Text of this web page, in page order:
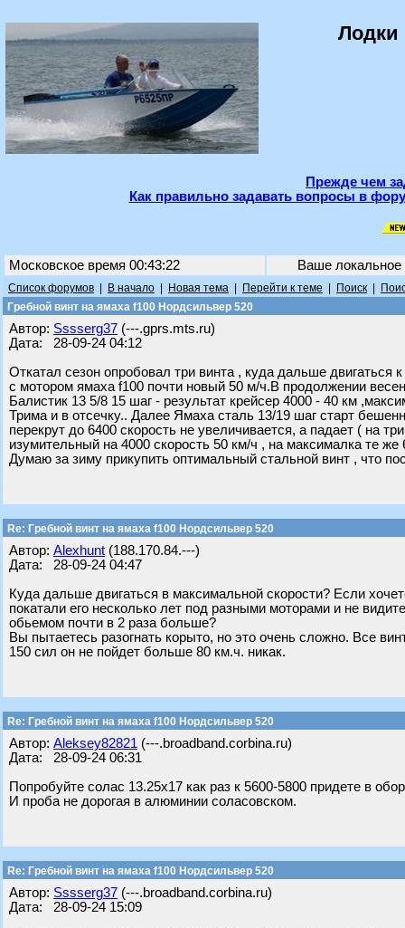
Лодки
Прежде чем
Как правильно задавать вопросы в
Московское время 00:43:22 Ваше
Список форумов В начало Новая тема Перейти к теме Поиск
Гребной винт на ямаха f100 Нордсильвер 520
Автор: Sssserg37 (---.gprs.mts.ru)
Дата: 28-09-24 04:12
Откатал сезон опробовал три винта , куда дальше
с мотором ямаха f100 почти новый 50 м/ч.В продолжении
Балистик 13 5/8 15 шаг - результат крейсер 4000 - 40 км
Трима и в отсечку.. Далее Ямаха сталь 13/19 шаг старт
перекрут до 6400 скорость не увеличивается, а падает ( на
изумительный на 4000 скорость 50 км/ч , на максималка те
Думаю за зиму прикупить оптимальный стальной винт , что
Re: Гребной винт на ямаха f100 Нордсильвер 520
Автор: Alexhunt (188.170.84.---)
Дата: 28-09-24 04:47
Куда дальше двигаться в максимальной скорости? Если
покатали его несколько лет под разными моторами и не
обьемом почти в 2 раза больше?
Вы пытаетесь разогнать корыто, но это очень сложно. Все
150 сил он не пойдет больше 80 км.ч. никак.
Re: Гребной винт на ямаха f100 Нордсильвер 520
Автор: Aleksey82821 (---.broadband.corbina.ru)
Дата: 28-09-24 06:31
Попробуйте солас 13.25х17 как раз к 5600-5800 придете в
И проба не дорогая в алюминии соласовском.
Re: Гребной винт на ямаха f100 Нордсильвер 520
Автор: Sssserg37 (---.broadband.corbina.ru)
Дата: 28-09-24 15:09